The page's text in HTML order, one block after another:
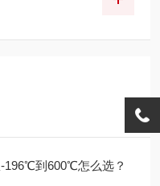
196℃到600℃怎么选？